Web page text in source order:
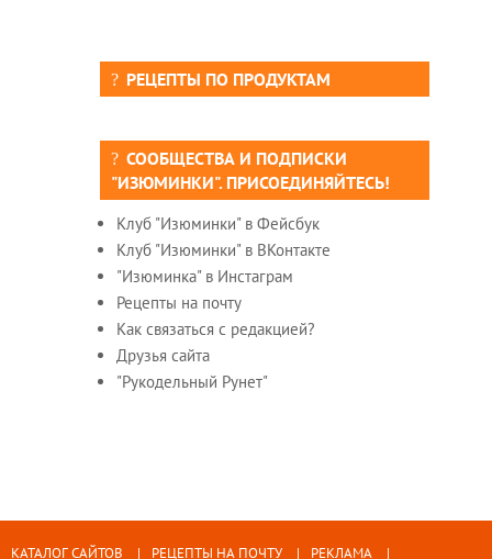
РЕЦЕПТЫ ПО ПРОДУКТАМ
СООБЩЕСТВА И ПОДПИСКИ
"ИЗЮМИНКИ". ПРИСОЕДИНЯЙТЕСЬ!
Клуб "Изюминки" в Фейсбук
Клуб "Изюминки" в ВКонтакте
"Изюминка" в Инстаграм
Рецепты на почту
Как связаться с редакцией?
Друзья сайта
"Рукодельный Рунет"
КАТАЛОГ САЙТОВ РЕЦЕПТЫ НА ПОЧТУ РЕКЛАМА